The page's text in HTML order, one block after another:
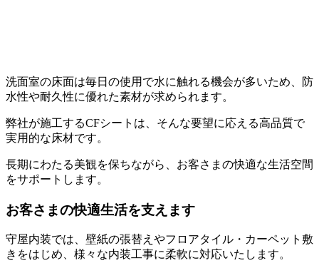
洗面室の床面は毎日の使用で水に触れる機会が多いため、防
水性や耐久性に優れた素材が求められます。
弊社が施工するCFシートは、そんな要望に応える高品質で
実用的な床材です。
長期にわたる美観を保ちながら、お客さまの快適な生活空間
をサポートします。
お客さまの快適生活を支えます
守屋内装では、壁紙の張替えやフロアタイル・カーペット敷
きをはじめ、様々な内装工事に柔軟に対応いたします。